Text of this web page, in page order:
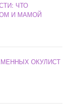
ЧТО
И МАМОЙ
ОКУЛИСТ